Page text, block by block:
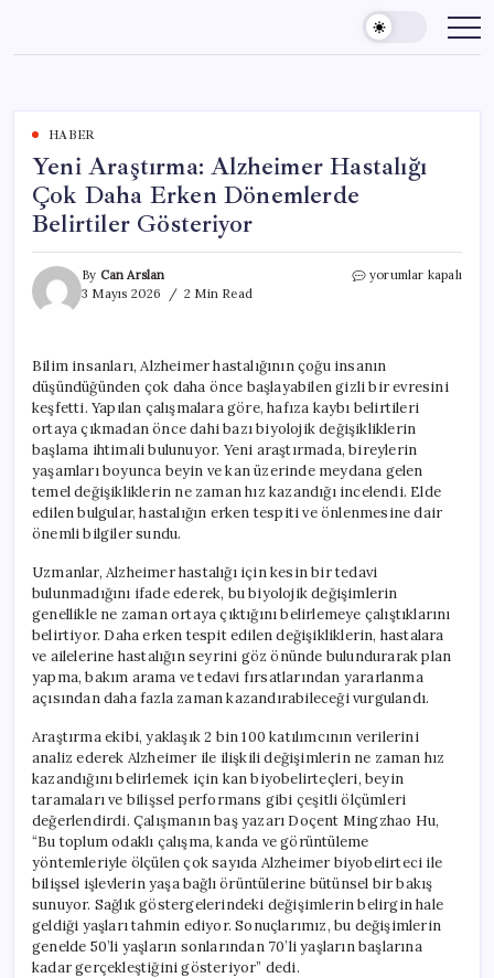
content
HABER
Yeni Araştırma: Alzheimer Hastalığı
Çok Daha Erken Dönemlerde
Belirtiler Gösteriyor
By Can Arslan
3 Mayıs 2026
2 Min Read
Yeni
Daha
Erken
Dönemlerde
Belirtiler
Gösteriyor
için
yorumlar kapalı
Bilim insanları, Alzheimer hastalığının çoğu insanın
düşündüğünden çok daha önce başlayabilen gizli bir evresini
keşfetti. Yapılan çalışmalara göre, hafıza kaybı belirtileri
ortaya çıkmadan önce dahi bazı biyolojik değişikliklerin
başlama ihtimali bulunuyor. Yeni araştırmada, bireylerin
yaşamları boyunca beyin ve kan üzerinde meydana gelen
temel değişikliklerin ne zaman hız kazandığı incelendi. Elde
edilen bulgular, hastalığın erken tespiti ve önlenmesine dair
önemli bilgiler sundu.
Uzmanlar, Alzheimer hastalığı için kesin bir tedavi
bulunmadığını ifade ederek, bu biyolojik değişimlerin
genellikle ne zaman ortaya çıktığını belirlemeye çalıştıklarını
belirtiyor. Daha erken tespit edilen değişikliklerin, hastalara
ve ailelerine hastalığın seyrini göz önünde bulundurarak plan
yapma, bakım arama ve tedavi fırsatlarından yararlanma
açısından daha fazla zaman kazandırabileceği vurgulandı.
Araştırma ekibi, yaklaşık 2 bin 100 katılımcının verilerini
analiz ederek Alzheimer ile ilişkili değişimlerin ne zaman hız
kazandığını belirlemek için kan biyobelirteçleri, beyin
taramaları ve bilişsel performans gibi çeşitli ölçümleri
değerlendirdi. Çalışmanın baş yazarı Doçent Mingzhao Hu,
“Bu toplum odaklı çalışma, kanda ve görüntüleme
yöntemleriyle ölçülen çok sayıda Alzheimer biyobelirteci ile
bilişsel işlevlerin yaşa bağlı örüntülerine bütünsel bir bakış
sunuyor. Sağlık göstergelerindeki değişimlerin belirgin hale
geldiği yaşları tahmin ediyor. Sonuçlarımız, bu değişimlerin
genelde 50’li yaşların sonlarından 70’li yaşların başlarına
kadar gerçekleştiğini gösteriyor” dedi.